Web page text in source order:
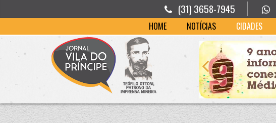
(31) 3658-7945
HOME NOTÍCIAS CIDADES